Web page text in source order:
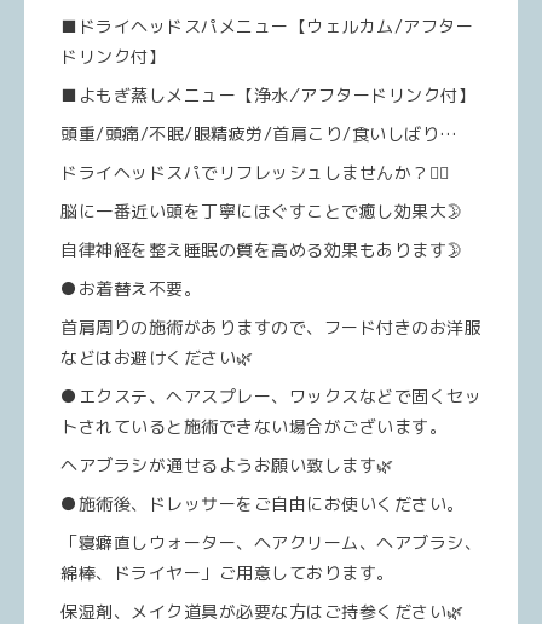
■ドライヘッドスパメニュー【ウェルカム/アフター
ドリンク付】
■よもぎ蒸しメニュー【浄水⁄アフタードリンク付】
頭重/頭痛/不眠/眼精疲労/首肩こり/食いしばり…
ドライヘッドスパでリフレッシュしませんか？💆‍♀️
脳に一番近い頭を丁寧にほぐすことで癒し効果大🌛
自律神経を整え睡眠の質を高める効果もあります🌛
●お着替え不要。
首肩周りの施術がありますので、フード付きのお洋服
などはお避けください🌿
●エクステ、ヘアスプレー、ワックスなどで固くセッ
トされていると施術できない場合がございます。
ヘアブラシが通せるようお願い致します🌿
●施術後、ドレッサーをご自由にお使いください。
「寝癖直しウォーター、ヘアクリーム、ヘアブラシ、
綿棒、ドライヤー」ご用意しております。
保湿剤、メイク道具が必要な方はご持参ください🌿